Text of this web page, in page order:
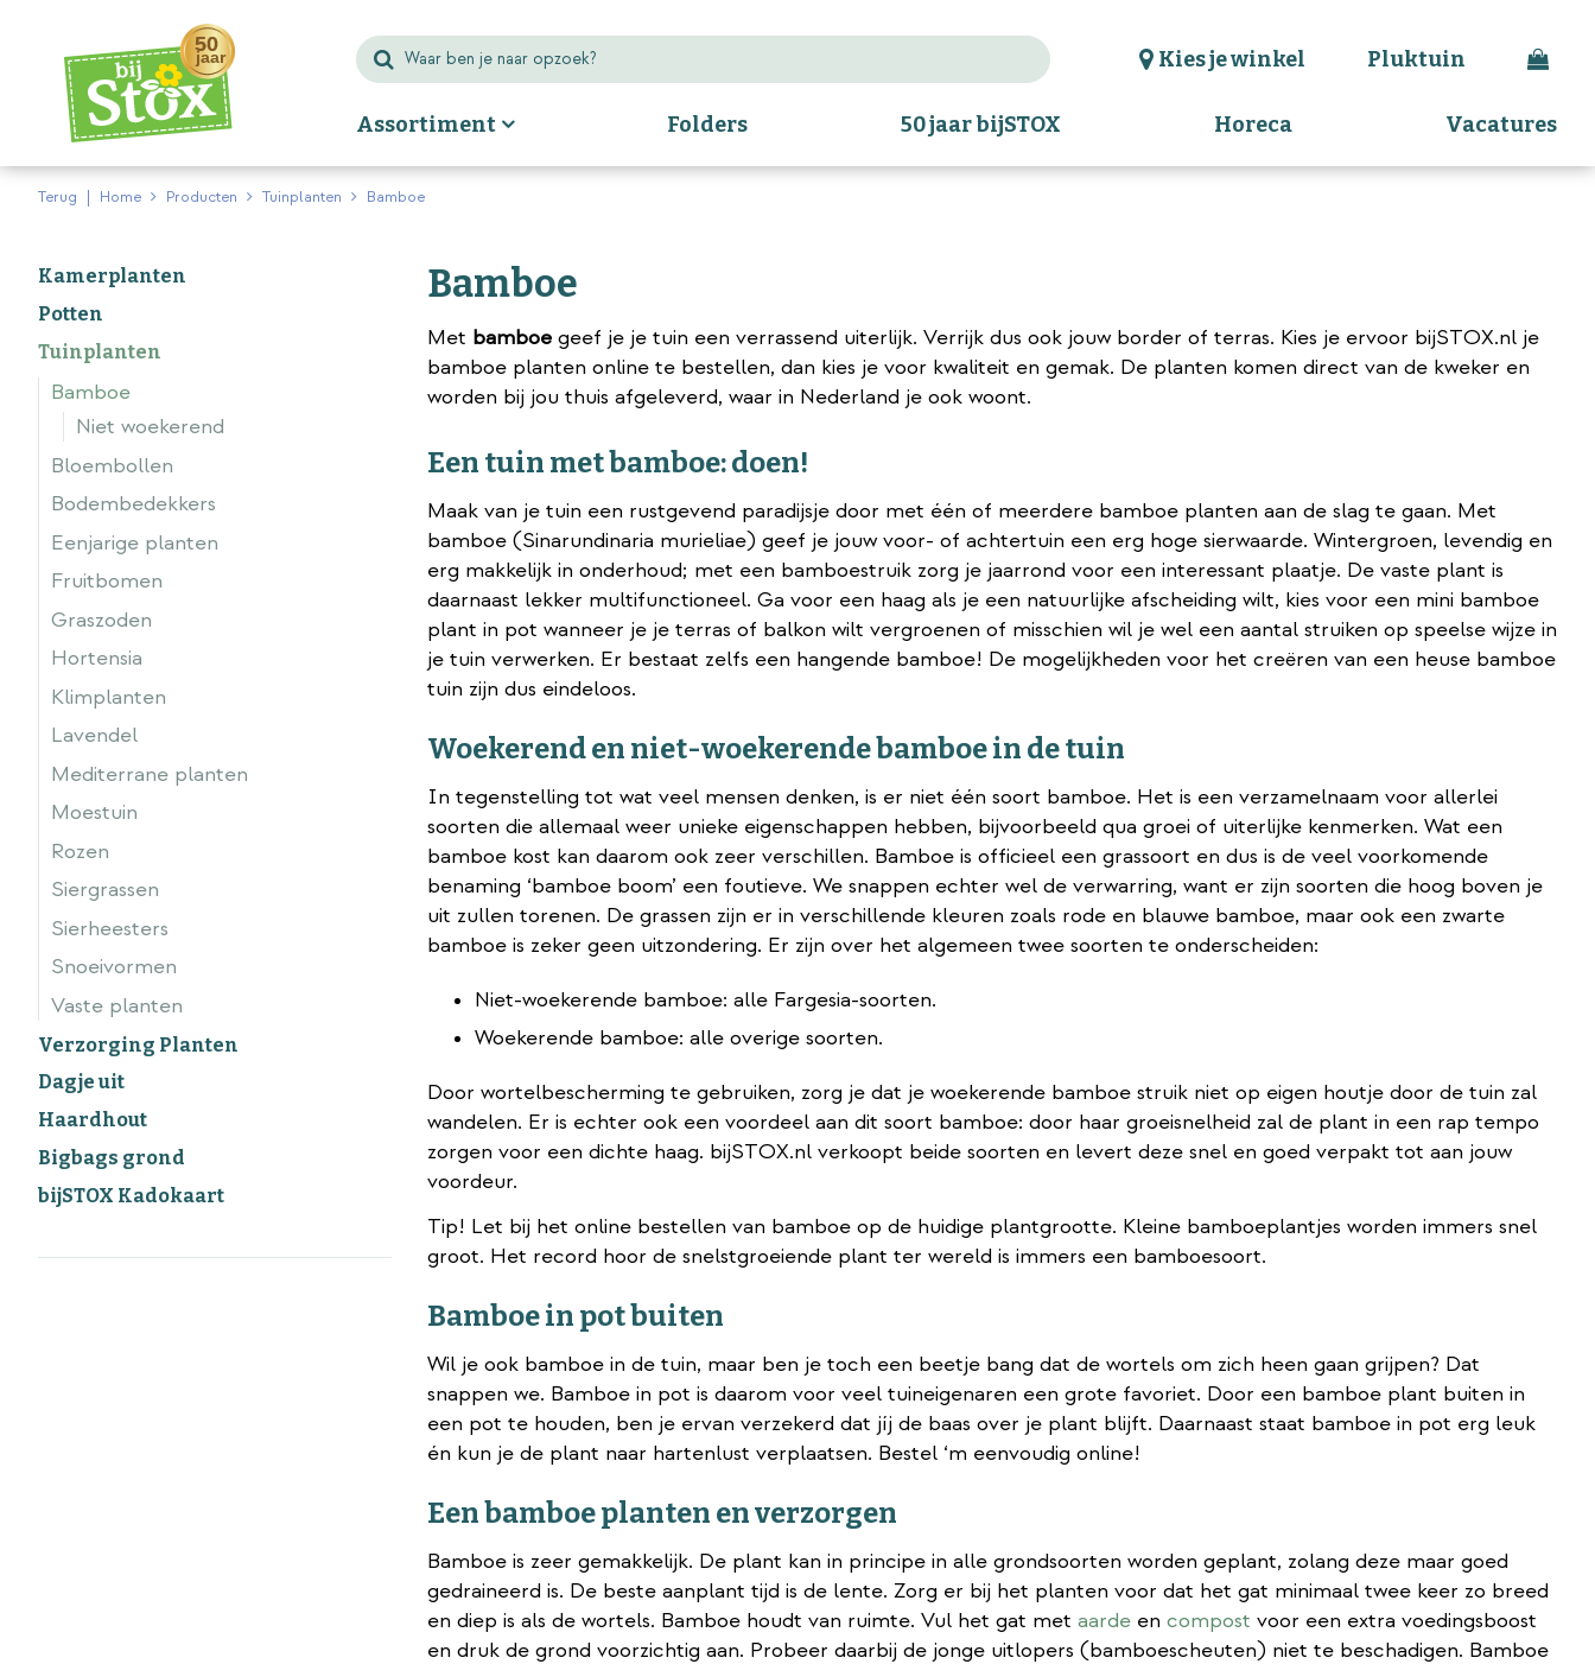
content
Terug Home Producten Tuinplanten Bamboe
Kies je winkel Pluktuin
Assortiment Folders 50 jaar bijSTOX Horeca Vacatures
Bamboe
Met bamboe geef je je tuin een verrassend uiterlijk. Verrijk dus ook jouw border of terras. Kies je ervoor bijSTOX.nl je
bamboe planten online te bestellen, dan kies je voor kwaliteit en gemak. De planten komen direct van de kweker en
worden bij jou thuis afgeleverd, waar in Nederland je ook woont.
Een tuin met bamboe: doen!
Maak van je tuin een rustgevend paradijsje door met één of meerdere bamboe planten aan de slag te gaan. Met
bamboe (Sinarundinaria murieliae) geef je jouw voor- of achtertuin een erg hoge sierwaarde. Wintergroen, levendig en
erg makkelijk in onderhoud; met een bamboestruik zorg je jaarrond voor een interessant plaatje. De vaste plant is
daarnaast lekker multifunctioneel. Ga voor een haag als je een natuurlijke afscheiding wilt, kies voor een mini bamboe
plant in pot wanneer je je terras of balkon wilt vergroenen of misschien wil je wel een aantal struiken op speelse wijze in
je tuin verwerken. Er bestaat zelfs een hangende bamboe! De mogelijkheden voor het creëren van een heuse bamboe
tuin zijn dus eindeloos.
Woekerend en niet-woekerende bamboe in de tuin
In tegenstelling tot wat veel mensen denken, is er niet één soort bamboe. Het is een verzamelnaam voor allerlei
soorten die allemaal weer unieke eigenschappen hebben, bijvoorbeeld qua groei of uiterlijke kenmerken. Wat een
bamboe kost kan daarom ook zeer verschillen. Bamboe is officieel een grassoort en dus is de veel voorkomende
benaming ‘bamboe boom’ een foutieve. We snappen echter wel de verwarring, want er zijn soorten die hoog boven je
uit zullen torenen. De grassen zijn er in verschillende kleuren zoals rode en blauwe bamboe, maar ook een zwarte
bamboe is zeker geen uitzondering. Er zijn over het algemeen twee soorten te onderscheiden:
Niet-woekerende bamboe: alle Fargesia-soorten.
Woekerende bamboe: alle overige soorten.
Door wortelbescherming te gebruiken, zorg je dat je woekerende bamboe struik niet op eigen houtje door de tuin zal
wandelen. Er is echter ook een voordeel aan dit soort bamboe: door haar groeisnelheid zal de plant in een rap tempo
zorgen voor een dichte haag. bijSTOX.nl verkoopt beide soorten en levert deze snel en goed verpakt tot aan jouw
voordeur.
Tip! Let bij het online bestellen van bamboe op de huidige plantgrootte. Kleine bamboeplantjes worden immers snel
groot. Het record hoor de snelstgroeiende plant ter wereld is immers een bamboesoort.
Bamboe in pot buiten
Wil je ook bamboe in de tuin, maar ben je toch een beetje bang dat de wortels om zich heen gaan grijpen? Dat
snappen we. Bamboe in pot is daarom voor veel tuineigenaren een grote favoriet. Door een bamboe plant buiten in
een pot te houden, ben je ervan verzekerd dat jíj de baas over je plant blijft. Daarnaast staat bamboe in pot erg leuk
én kun je de plant naar hartenlust verplaatsen. Bestel ‘m eenvoudig online!
Een bamboe planten en verzorgen
Bamboe is zeer gemakkelijk. De plant kan in principe in alle grondsoorten worden geplant, zolang deze maar goed
gedraineerd is. De beste aanplant tijd is de lente. Zorg er bij het planten voor dat het gat minimaal twee keer zo breed
en diep is als de wortels. Bamboe houdt van ruimte. Vul het gat met aardeen compost voor een extra voedingsboost
en druk de grond voorzichtig aan. Probeer daarbij de jonge uitlopers (bamboescheuten) niet te beschadigen. Bamboe
Kamerplanten
Potten
Tuinplanten
Bamboe
Niet woekerend
Bloembollen
Bodembedekkers
Eenjarige planten
Fruitbomen
Graszoden
Hortensia
Klimplanten
Lavendel
Mediterrane planten
Moestuin
Rozen
Siergrassen
Sierheesters
Snoeivormen
Vaste planten
Verzorging Planten
Dagje uit
Haardhout
Bigbags grond
bijSTOX Kadokaart